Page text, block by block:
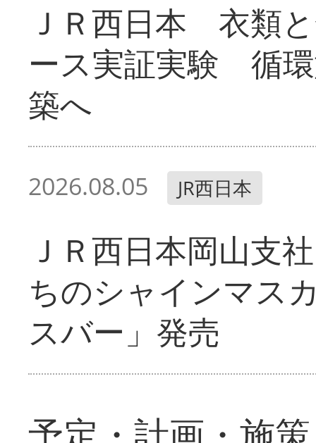
ＪＲ西日本 衣類
ース実証実験 循
築へ
2026.08.05 JR西日本
ＪＲ西日本岡山支
ちのシャインマス
スバー」発売